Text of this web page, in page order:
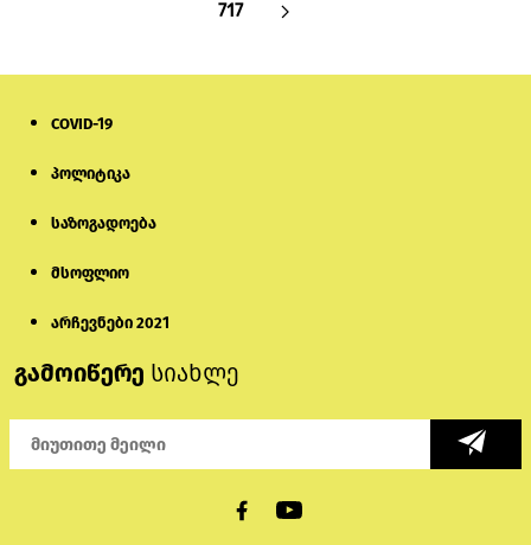
717
COVID-19
პოლიტიკა
საზოგადოება
მსოფლიო
არჩევნები 2021
გამოიწერე სიახლე